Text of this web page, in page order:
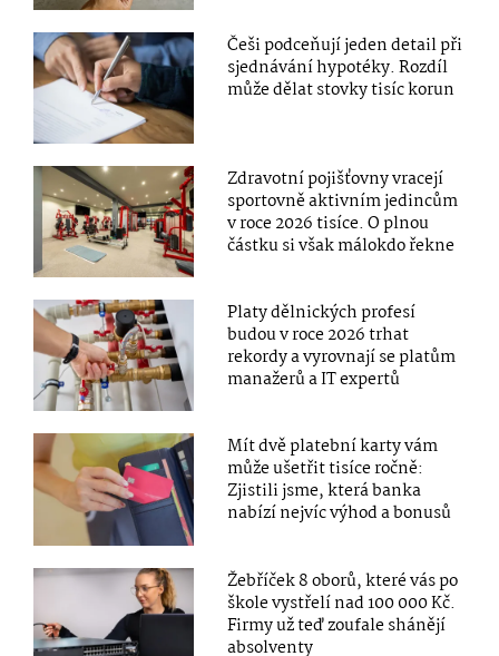
Češi podceňují jeden detail při
sjednávání hypotéky. Rozdíl
může dělat stovky tisíc korun
Zdravotní pojišťovny vracejí
sportovně aktivním jedincům
v roce 2026 tisíce. O plnou
částku si však málokdo řekne
Platy dělnických profesí
budou v roce 2026 trhat
rekordy a vyrovnají se platům
manažerů a IT expertů
Mít dvě platební karty vám
může ušetřit tisíce ročně:
Zjistili jsme, která banka
nabízí nejvíc výhod a bonusů
Žebříček 8 oborů, které vás po
škole vystřelí nad 100 000 Kč.
Firmy už teď zoufale shánějí
absolventy